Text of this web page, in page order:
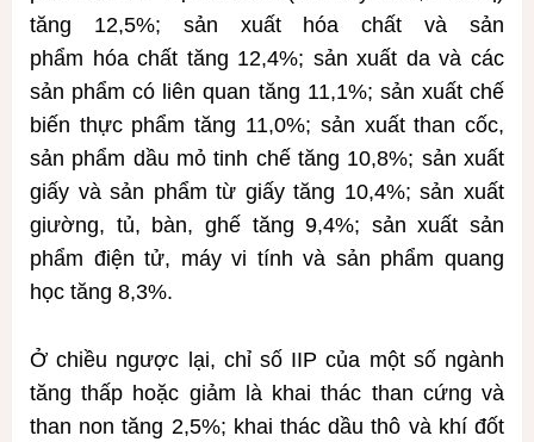
tăng 12,5%; sản xuất hóa chất và sản
phẩm hóa chất tăng 12,4%; sản xuất da và các
sản phẩm có liên quan tăng 11,1%; sản xuất chế
biến thực phẩm tăng 11,0%; sản xuất than cốc,
sản phẩm dầu mỏ tinh chế tăng 10,8%; sản xuất
giấy và sản phẩm từ giấy tăng 10,4%; sản xuất
giường, tủ, bàn, ghế tăng 9,4%; sản xuất sản
phẩm điện tử, máy vi tính và sản phẩm quang
học tăng 8,3%.
Ở chiều ngược lại, chỉ số IIP của một số ngành
tăng thấp hoặc giảm là khai thác than cứng và
than non tăng 2,5%; khai thác dầu thô và khí đốt